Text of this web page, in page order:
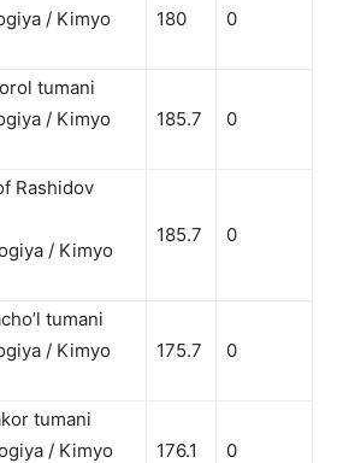
/ Kimyo
180 0
tumani
/ Kimyo
185.7 0
Rashidov
/ Kimyo
185.7 0
tumani
/ Kimyo
175.7 0
tumani
/ Kimyo
176.1 0